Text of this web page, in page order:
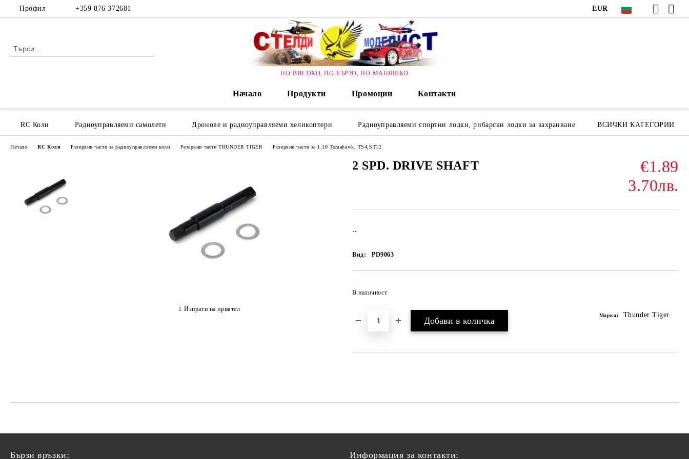
Профил +359 876 372681 EUR
ПО-ВИСОКО, ПО-БЪРЗО, ПО-МАНЯШКО
Начало Продукти Промоции Контакти
RC Коли Радиоуправляеми самолети Дронове и радиоуправляеми хеликоптери Радиоуправляеми спортни лодки, рибарски лодки за захранване ВСИЧКИ КАТЕГОРИИ
Начало RC Коли Резервни части за радиоуправляеми коли Резервни части THUNDER TIGER Резервни части за 1:10 Tomahawk, TS4,ST12
2 SPD. DRIVE SHAFT
€1.89
3.70лв.
..
Вид: PD9063
В наличност
Марка: Thunder Tiger
Изпрати на приятел
Бързи връзки: Информация за контакти: